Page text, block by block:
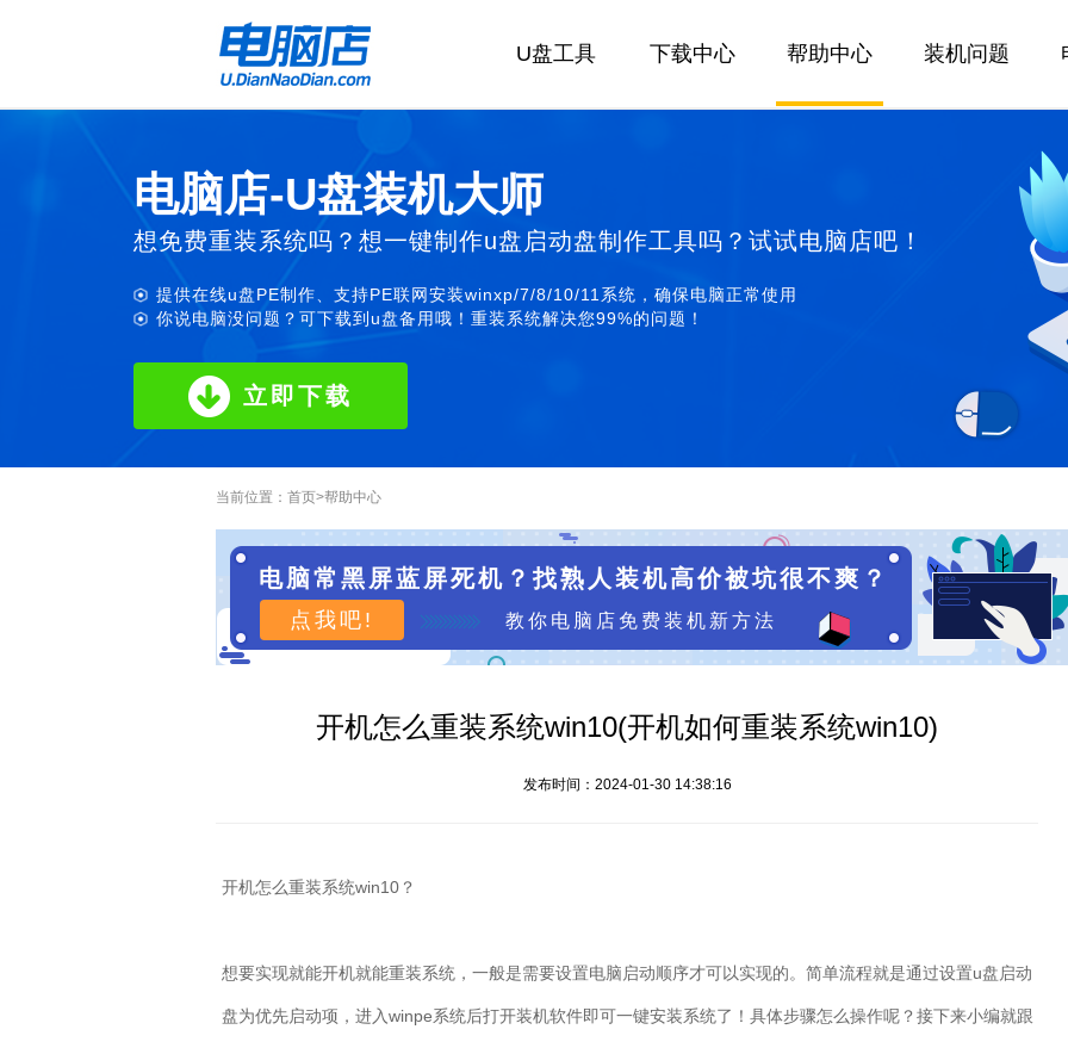
U盘工具 下载中心 帮助中心 装机问题
电脑店-U盘装机大师
想免费重装系统吗？想一键制作u盘启动盘制作工具吗？试试电脑店吧！
提供在线u盘PE制作、支持PE联网安装winxp/7/8/10/11系统，确保电脑正常使用
你说电脑没问题？可下载到u盘备用哦！重装系统解决您99%的问题！
立即下载
当前位置： 首页>帮助中心
电脑常黑屏蓝屏死机？找熟人装机高价被坑很不爽？
点我吧! 教你电脑店免费装机新方法
开机怎么重装系统win10(开机如何重装系统win10)
发布时间：2024-01-30 14:38:16
开机怎么重装系统win10 ？
想要实现就能开机就能重装系统，一般是需要设置电脑启动顺序才可以实现的。简单流程就是通过设置u盘启动
盘为优先启动项，进入winpe系统后打开装机软件即可一键安装系统了！具体步骤怎么操作呢？接下来小编就跟